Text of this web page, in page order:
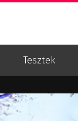
Tesztek